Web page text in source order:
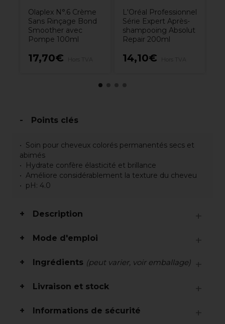
Olaplex N°.6 Crème
Sans Rinçage Bond
Smoother avec
Pompe 100ml
17,70€
L'Oréal Professionnel
Série Expert Après-
shampooing Absolut
Repair 200ml
14,10€
Points clés
Soin pour cheveux colorés permanentés secs et
abimés
Hydrate confère élasticité et brillance
Améliore considérablement la texture du cheveu
pH: 4.0
Description
Mode d'emploi
Ingrédients (peut varier, voir emballage)
Livraison et stock
Informations de sécurité